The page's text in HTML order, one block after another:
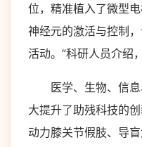
位，精准植入了微型
神经元的激活与控制
活动。”科研人员介绍
医学、生物、信息
大提升了助残科技的
动力膝关节假肢、导